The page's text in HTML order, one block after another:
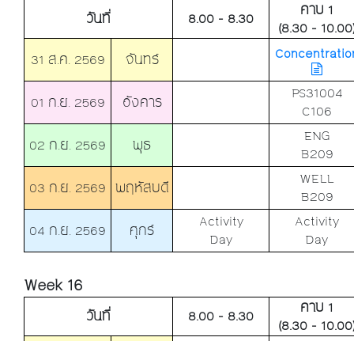
วันที่ 8.00 - 8.30
คาบ 1
(8.30 -
31 ส.ค. 2569
จันทร์
01 ก.ย. 2569 อังคาร
PS31004
C106
02 ก.ย. 2569
พุธ
ENG
B209
03 ก.ย. 2569 พฤหัสบดี
WELL
B209
04 ก.ย. 2569
ศุกร์
Activity
Day
Activity
Day
Week 16
วันที่ 8.00 - 8.30
คาบ 1
(8.30 -